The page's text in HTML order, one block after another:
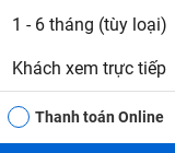
1 - 6 tháng (tùy loại)
Khách xem trực tiếp
Thanh toán Online